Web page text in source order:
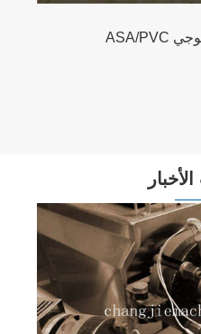
الأنابيب الخارجية؟